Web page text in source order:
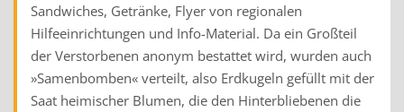
Sandwiches, Getränke, Flyer von regionalen
Hilfeeinrichtungen und Info-Material. Da ein Großteil
der Verstorbenen anonym bestattet wird, wurden auch
»Samenbomben« verteilt, also Erdkugeln gefüllt mit der
Saat heimischer Blumen, die den Hinterbliebenen die